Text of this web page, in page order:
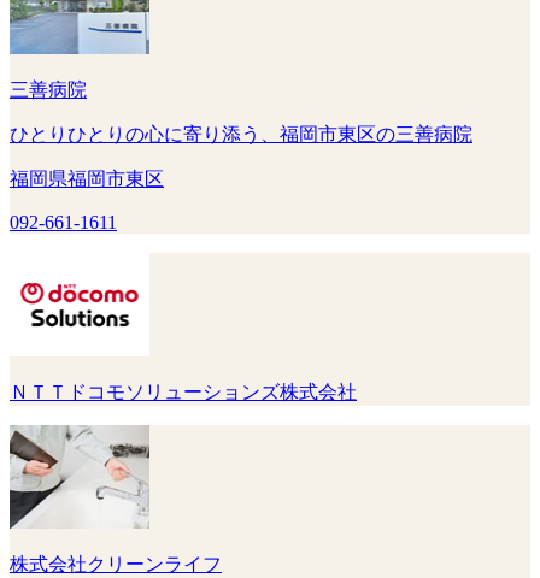
三善病院
ひとりひとりの心に寄り添う、福岡市東区の三善病院
福岡県福岡市東区
092-661-1611
ＮＴＴドコモソリューションズ株式会社
株式会社クリーンライフ